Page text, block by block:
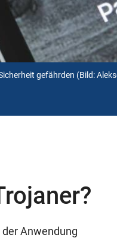
gefährden (Bild:
Anwendung